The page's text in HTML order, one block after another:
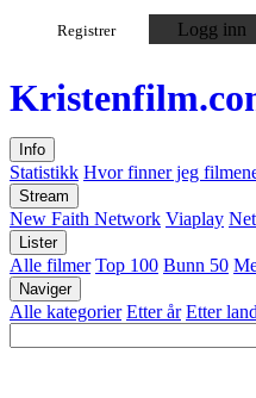
Registrer Logg inn
Kristenfilm
Info
Statistikk Hvor finner jeg
Stream
New Faith Network Viaplay
Lister
Alle filmer Top 100 Bunn 50
Naviger
Alle kategorier Etter år Etter land